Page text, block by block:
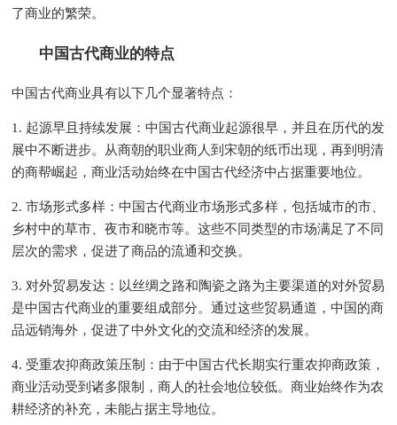
了商业的繁荣。
中国古代商业的特点
中国古代商业具有以下几个显著特点：
1. 起源早且持续发展：中国古代商业起源很早，并且在历代的发
展中不断进步。从商朝的职业商人到宋朝的纸币出现，再到明清
的商帮崛起，商业活动始终在中国古代经济中占据重要地位。
2. 市场形式多样：中国古代商业市场形式多样，包括城市的市、
乡村中的草市、夜市和晓市等。这些不同类型的市场满足了不同
层次的需求，促进了商品的流通和交换。
3. 对外贸易发达：以丝绸之路和陶瓷之路为主要渠道的对外贸易
是中国古代商业的重要组成部分。通过这些贸易通道，中国的商
品远销海外，促进了中外文化的交流和经济的发展。
4. 受重农抑商政策压制：由于中国古代长期实行重农抑商政策，
商业活动受到诸多限制，商人的社会地位较低。商业始终作为农
耕经济的补充，未能占据主导地位。